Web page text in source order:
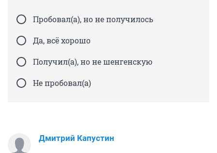
Пробовал(а), но не получилось
Да, всё хорошо
Получил(а), но не шенгенскую
Не пробовал(а)
Дмитрий Капустин